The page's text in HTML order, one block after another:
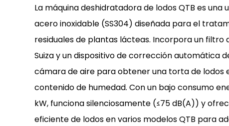
La máquina deshidratadora de lodos QTB es
acero inoxidable (SS304) diseñada para el
residuales de plantas lácteas. Incorpora un filtro
Suiza y un dispositivo de corrección automática
cámara de aire para obtener una torta de lodos
contenido de humedad. Con un bajo consumo
kW, funciona silenciosamente (≤75 dB(A)) y
eficiente de lodos en varios modelos QTB para